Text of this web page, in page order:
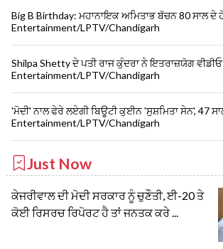
Big B Birthday: ਮਹਾਨਾਇਕ ਅਮਿਤਾਭ ਬੱਚਨ 80 ਸਾਲ ਦੇ
Entertainment/LPTV/Chandigarh
Shilpa Shetty ਦੇ ਪਤੀ ਰਾਜ ਕੁੰਦਰਾ ਨੇ ਇਤਰਾਜ਼ਯੋਗ
Entertainment/LPTV/Chandigarh
'ਮੋਦੀ' ਨਾਲ ਫੇਰੇ ਲਏਗੀ ਬਿਊਟੀ ਕੁਈਨ 'ਸੁਸ਼ਮਿਤਾ ਸੇਨ', 47
Entertainment/LPTV/Chandigarh
Just Now
ਕੇਜਰੀਵਾਲ ਦੀ ਮੋਦੀ ਸਰਕਾਰ ਨੂੰ ਚੁਣੌਤੀ, ਈ-20 ਤੇ
ਕੋਈ ਰਿਸਰਚ ਰਿਪੋਰਟ ਹੈ ਤਾਂ ਜਨਤਕ ਕਰੇ ...